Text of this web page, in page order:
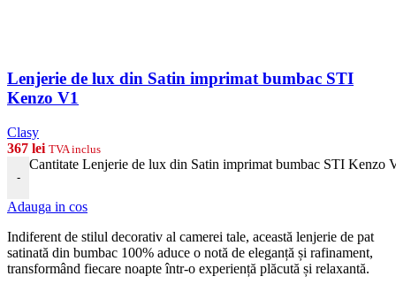
Lenjerie de lux din Satin imprimat bumbac STI
Kenzo V1
Clasy
367 lei TVA inclus
-
Cantitate Lenjerie de lux din Satin imprimat bumbac STI Kenzo
Adauga in cos
Indiferent de stilul decorativ al camerei tale, această lenjerie de pat
satinată din bumbac 100% aduce o notă de eleganță și rafinament,
transformând fiecare noapte într-o experiență plăcută și relaxantă.